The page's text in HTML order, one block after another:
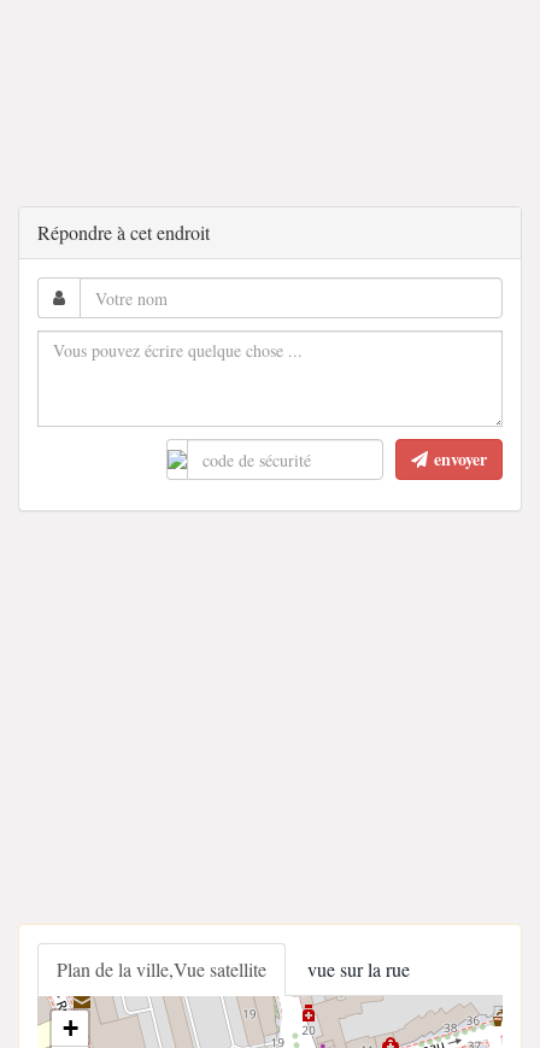
Répondre à cet endroit
envoyer
Plan de la ville,Vue satellite vue sur la rue
+